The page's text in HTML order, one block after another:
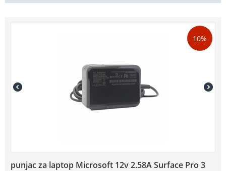
10%
punjac za laptop Microsoft 12v 2.58A Surface Pro 3